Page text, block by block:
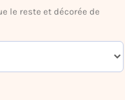
le reste et décorée de